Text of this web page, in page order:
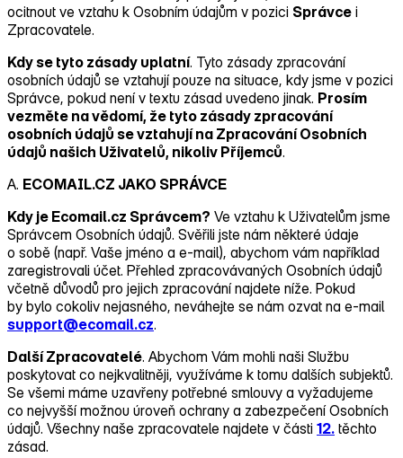
ocitnout ve vztahu k Osobním údajům v pozici Správce i
Zpracovatele.
Kdy se tyto zásady uplatní. Tyto zásady zpracování
osobních údajů se vztahují pouze na situace, kdy jsme v pozici
Správce, pokud není v textu zásad uvedeno jinak. Prosím
vezměte na vědomí, že tyto zásady zpracování
osobních údajů se vztahují na Zpracování Osobních
údajů našich Uživatelů, nikoliv Příjemců.
A. ECOMAIL.CZ JAKO SPRÁVCE
Kdy je Ecomail.cz Správcem? Ve vztahu k Uživatelům jsme
Správcem Osobních údajů. Svěřili jste nám některé údaje
o sobě (např. Vaše jméno a e‑mail), abychom vám například
zaregistrovali účet. Přehled zpracovávaných Osobních údajů
včetně důvodů pro jejich zpracování najdete níže. Pokud
by bylo cokoliv nejasného, neváhejte se nám ozvat na e‑mail
support@ecomail.cz.
Další Zpracovatelé. Abychom Vám mohli naši Službu
poskytovat co nejkvalitněji, využíváme k tomu dalších subjektů.
Se všemi máme uzavřeny potřebné smlouvy a vyžadujeme
co nejvyšší možnou úroveň ochrany a zabezpečení Osobních
údajů. Všechny naše zpracovatele najdete v části 12. těchto
zásad.